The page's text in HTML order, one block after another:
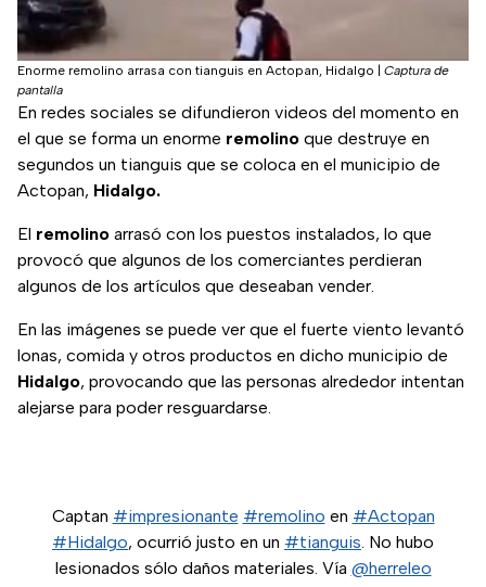
Enorme remolino arrasa con tianguis en Actopan, Hidalgo
Captura de
pantalla
En redes sociales se difundieron videos del momento en
el que se forma un enorme remolino que destruye en
segundos un tianguis que se coloca en el municipio de
Actopan, Hidalgo.
El remolino arrasó con los puestos instalados, lo que
provocó que algunos de los comerciantes perdieran
algunos de los artículos que deseaban vender.
En las imágenes se puede ver que el fuerte viento levantó
lonas, comida y otros productos en dicho municipio de
Hidalgo, provocando que las personas alrededor intentan
alejarse para poder resguardarse.
Captan #impresionante #remolino en #Actopan
#Hidalgo, ocurrió justo en un #tianguis. No hubo
lesionados sólo daños materiales. Vía @herreleo